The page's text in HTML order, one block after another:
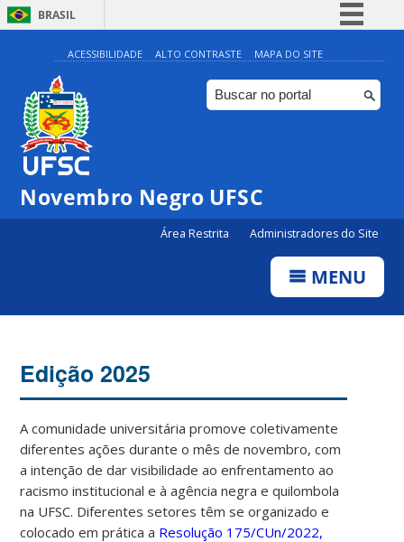
BRASIL
Simplifique!
Comunica BR
Participe
ACESSIBILIDADE ALTO CONTRASTE MAPA DO SITE
Novembro Negro UFSC
Área Restrita Administradores do Site
MENU
Edição 2025
A comunidade universitária promove coletivamente
diferentes ações durante o mês de novembro, com
a intenção de dar visibilidade ao enfrentamento ao
racismo institucional e à agência negra e quilombola
na UFSC. Diferentes setores têm se organizado e
colocado em prática a Resolução 175/CUn/2022,